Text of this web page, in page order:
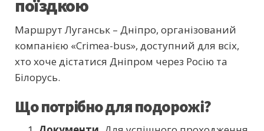
поїздкою
Маршрут Луганськ – Дніпро, організований
компанією «Crimea-bus», доступний для всіх,
хто хоче дістатися Дніпром через Росію та
Білорусь.
Що потрібно для подорожі?